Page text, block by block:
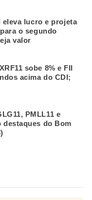
eleva lucro e projeta
o segundo
valor
sobe 8% e FII
acima do CDI;
PMLL11 e
destaques do Bom